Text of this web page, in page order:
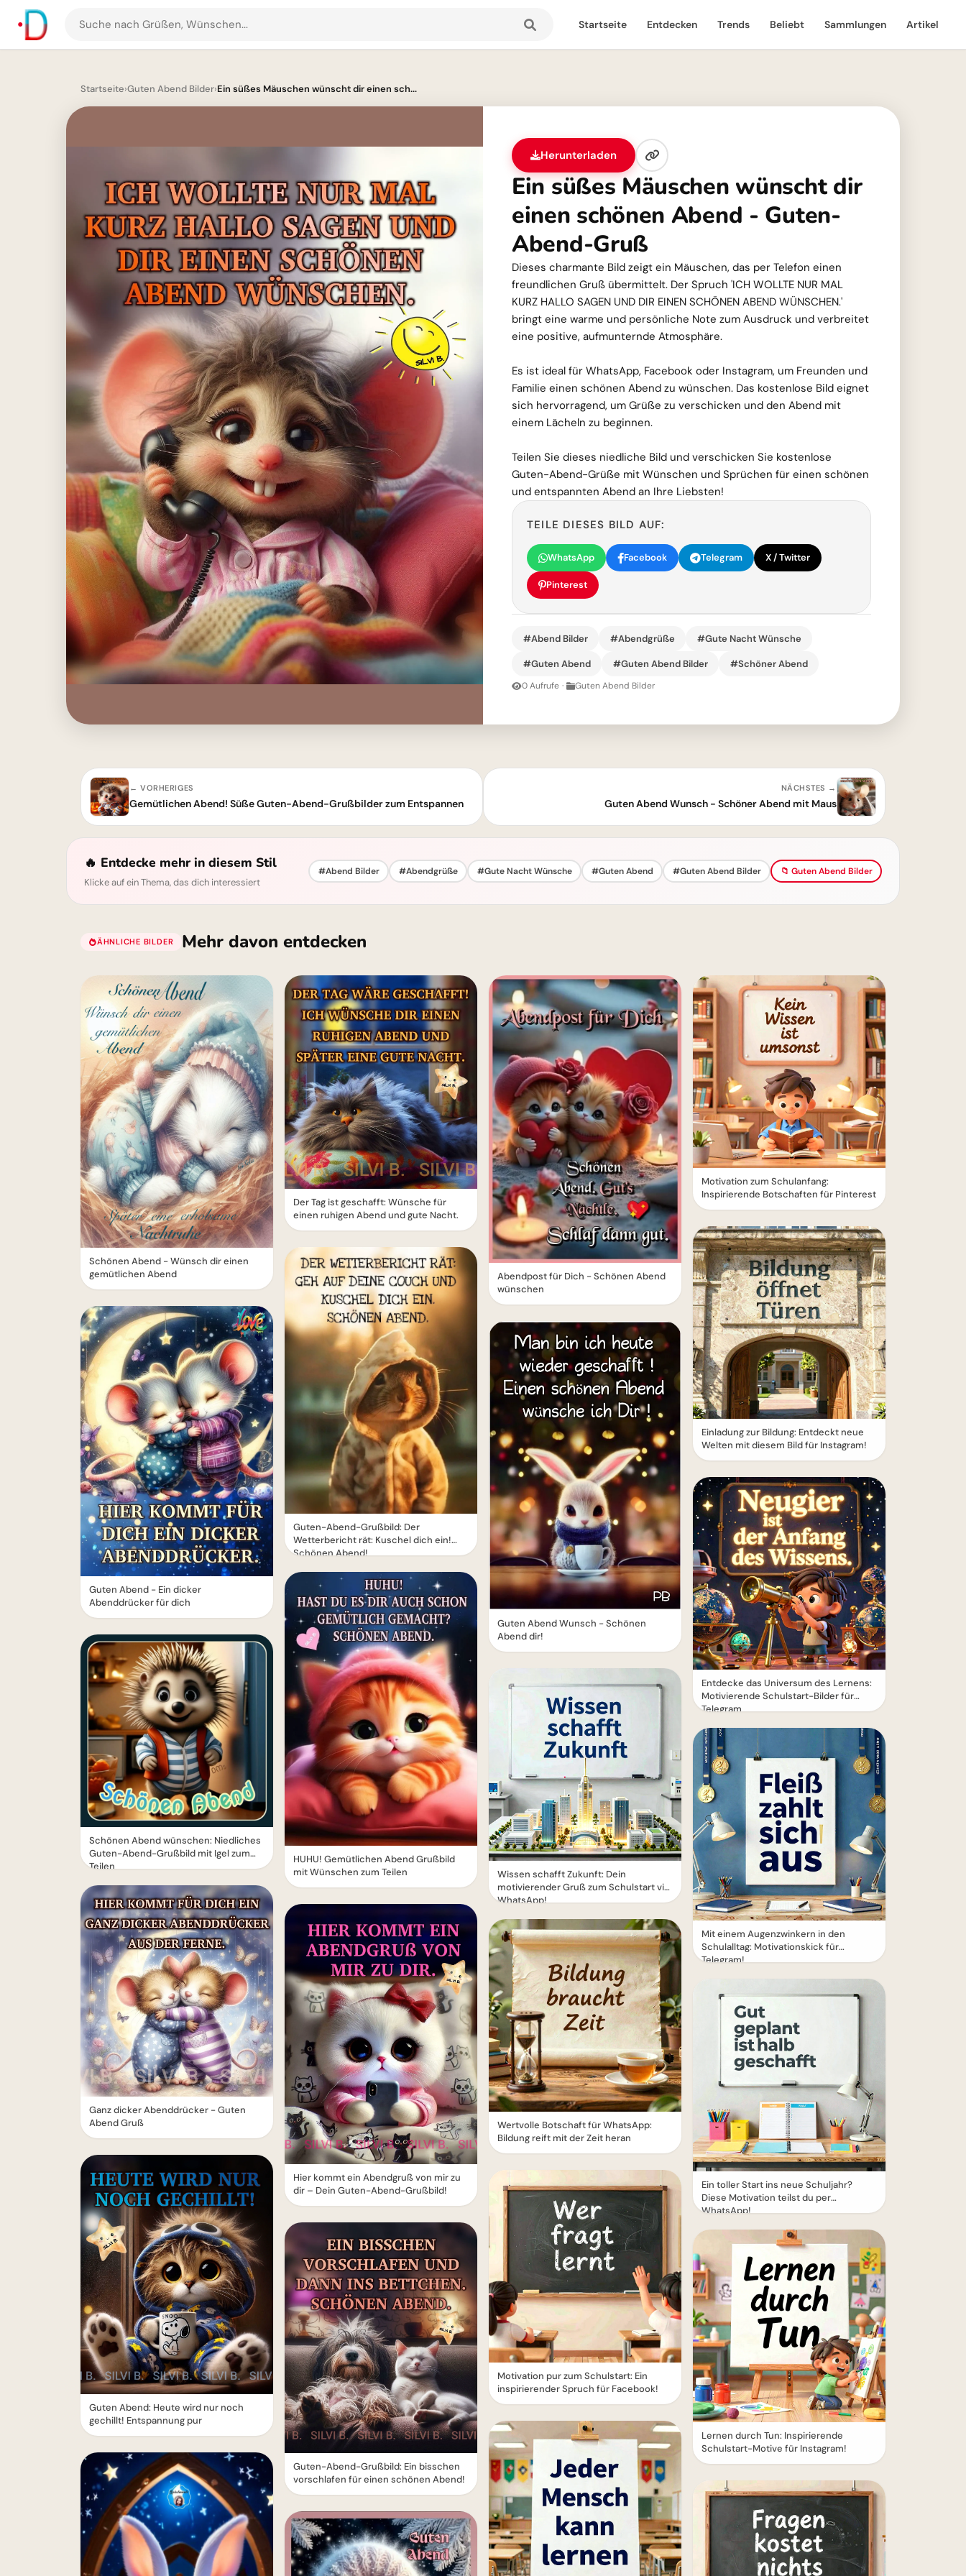
Suche
nach
und
Startseite Entdecken Trends Beliebt Sammlungen Artikel
Startseite›Guten Abend Bilder›Ein süßes Mäuschen wünscht dir einen sch...
Herunterladen
Ein süßes Mäuschen wünscht dir
einen schönen Abend - Guten-
Abend-Gruß
Dieses charmante Bild zeigt ein Mäuschen, das per Telefon einen
freundlichen Gruß übermittelt. Der Spruch 'ICH WOLLTE NUR MAL
KURZ HALLO SAGEN UND DIR EINEN SCHÖNEN ABEND WÜNSCHEN.'
bringt eine warme und persönliche Note zum Ausdruck und verbreitet
eine positive, aufmunternde Atmosphäre.
Es ist ideal für WhatsApp, Facebook oder Instagram, um Freunden und
Familie einen schönen Abend zu wünschen. Das kostenlose Bild eignet
sich hervorragend, um Grüße zu verschicken und den Abend mit
einem Lächeln zu beginnen.
Teilen Sie dieses niedliche Bild und verschicken Sie kostenlose
Guten-Abend-Grüße mit Wünschen und Sprüchen für einen schönen
und entspannten Abend an Ihre Liebsten!
TEILE DIESES BILD AUF:
WhatsApp Facebook Telegram X / Twitter
Pinterest
#Abend Bilder #Abendgrüße #Gute Nacht Wünsche
#Guten Abend #Guten Abend Bilder #Schöner Abend
0 Aufrufe · Guten Abend Bilder
← VORHERIGES
Gemütlichen Abend! Süße Guten-Abend-Grußbilder zum Entspannen
NÄCHSTES →
Guten Abend Wunsch - Schöner Abend mit Maus
🔥 Entdecke mehr in diesem Stil
Klicke auf ein Thema, das dich interessiert
#Abend Bilder #Abendgrüße #Gute Nacht Wünsche #Guten Abend #Guten Abend Bilder 📁 Guten Abend Bilder
ÄHNLICHE BILDER Mehr davon entdecken
Schönen Abend - Wünsch dir einen
gemütlichen Abend
Guten Abend - Ein dicker
Abenddrücker für dich
Schönen Abend wünschen: Niedliches
Guten-Abend-Grußbild mit Igel zum
Teilen
Ganz dicker Abenddrücker - Guten
Abend Gruß
Guten Abend: Heute wird nur noch
gechillt! Entspannung pur
Der Tag ist geschafft: Wünsche für
einen ruhigen Abend und gute Nacht.
Guten-Abend-Grußbild: Der
Wetterbericht rät: Kuschel dich ein!
Schönen Abend!
HUHU! Gemütlichen Abend Grußbild
mit Wünschen zum Teilen
Hier kommt ein Abendgruß von mir zu
dir – Dein Guten-Abend-Grußbild!
Guten-Abend-Grußbild: Ein bisschen
vorschlafen für einen schönen Abend!
Abendpost für Dich - Schönen Abend
wünschen
Guten Abend Wunsch - Schönen
Abend dir!
Wissen schafft Zukunft: Dein
motivierender Gruß zum Schulstart via
WhatsApp!
Wertvolle Botschaft für WhatsApp:
Bildung reift mit der Zeit heran
Motivation pur zum Schulstart: Ein
inspirierender Spruch für Facebook!
Motivation zum Schulanfang:
Inspirierende Botschaften für Pinterest
Einladung zur Bildung: Entdeckt neue
Welten mit diesem Bild für Instagram!
Entdecke das Universum des Lernens:
Motivierende Schulstart-Bilder für
Telegram
Mit einem Augenzwinkern in den
Schulalltag: Motivationskick für
Telegram!
Ein toller Start ins neue Schuljahr?
Diese Motivation teilst du per
WhatsApp!
Lernen durch Tun: Inspirierende
Schulstart-Motive für Instagram!